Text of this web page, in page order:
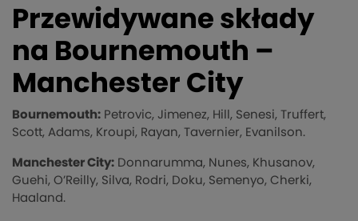
Przewidywane składy
na Bournemouth –
Manchester City
Bournemouth: Petrovic, Jimenez, Hill, Senesi, Truffert,
Scott, Adams, Kroupi, Rayan, Tavernier, Evanilson.
Manchester City: Donnarumma, Nunes, Khusanov,
Guehi, O’Reilly, Silva, Rodri, Doku, Semenyo, Cherki,
Haaland.